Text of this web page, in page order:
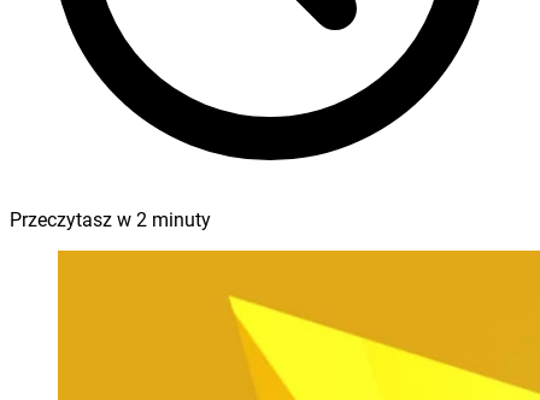
Przeczytasz w 2 minuty